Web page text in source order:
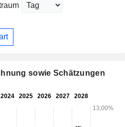
sowie Schätzungen